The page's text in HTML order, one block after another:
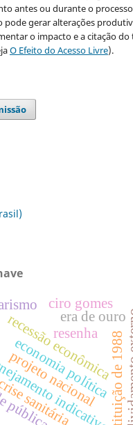
antes ou durante o
pode gerar alterações
o impacto e a citação
O Efeito do Acesso Livre).
constituição de 1988
economia política
indicativo
recessão econômica
pública
era de ouro
sanitária
ciro gomes
projeto nacional
resenha